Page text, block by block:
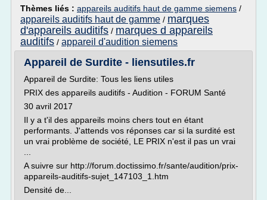
Thèmes liés : appareils auditifs haut de gamme siemens /
appareils auditifs haut de gamme / marques
d'appareils auditifs / marques d appareils
auditifs / appareil d'audition siemens
Appareil de Surdite - liensutiles.fr
Appareil de Surdite: Tous les liens utiles
PRIX des appareils auditifs - Audition - FORUM Santé
30 avril 2017
Il y a t'il des appareils moins chers tout en étant
performants. J'attends vos réponses car si la surdité est
un vrai problème de société, LE PRIX n'est il pas un vrai
A suivre sur http://forum.doctissimo.fr/sante/audition/prix-
appareils-auditifs-sujet_147103_1.htm
Densité de...